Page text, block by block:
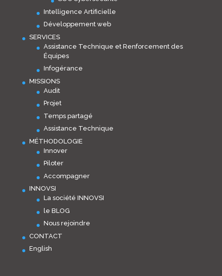
Intelligence Artificielle
Développement web
SERVICES
Assistance Technique et Renforcement des
Équipes
Infogérance
MISSIONS
Audit
Projet
Temps partagé
Assistance Technique
MÉTHODOLOGIE
Innover
Piloter
Accompagner
INNOVSI
La société INNOVSI
le BLOG
Nous rejoindre
CONTACT
English